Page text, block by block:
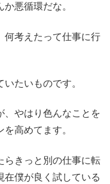
悪循環だな。
考えたって仕事に行
たいものです。
、やはり色んなことを
高めてます。
らきっと別の仕事に転
僕が良く試している